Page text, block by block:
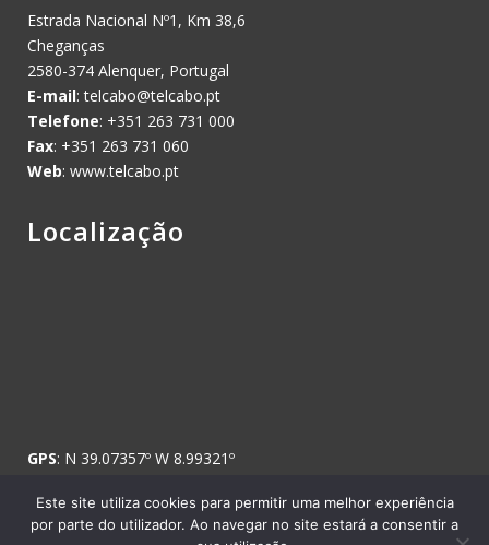
Estrada Nacional Nº1, Km 38,6
Cheganças
2580-374 Alenquer, Portugal
E-mail:telcabo@telcabo.pt
Telefone: +351 263 731 000
Fax: +351 263 731 060
Web: www.telcabo.pt
Localização
GPS: N 39.07357º W 8.99321º
Este site utiliza cookies para permitir uma melhor experiência
por parte do utilizador. Ao navegar no site estará a consentir a